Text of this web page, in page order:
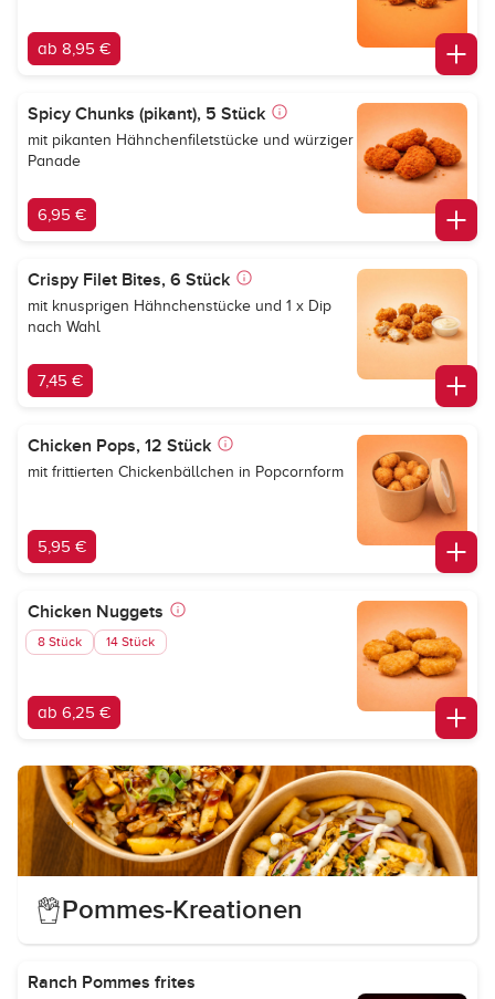
ab 8,95 €
Spicy Chunks (pikant), 5 Stück
mit pikanten Hähnchenfiletstücke und würziger
Panade
6,95 €
Crispy Filet Bites, 6 Stück
mit knusprigen Hähnchenstücke und 1 x Dip
nach Wahl
7,45 €
Chicken Pops, 12 Stück
mit frittierten Chickenbällchen in Popcornform
5,95 €
Chicken Nuggets
8 Stück 14 Stück
ab 6,25 €
Pommes-Kreationen
Ranch Pommes frites